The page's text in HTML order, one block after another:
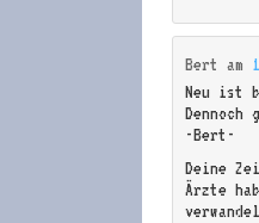
Bert am
Neu ist
-Bert-
Deine
Ärzte